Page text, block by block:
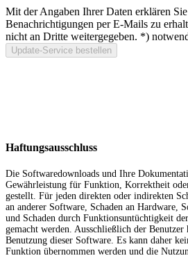
Mit der Angaben Ihrer Daten erklären
Benachrichtigungen per E-Mails zu
nicht an Dritte weitergegeben. *)
Haftungsausschluss
Die Softwaredownloads und Ihre
Gewährleistung für Funktion, Korrektheit
gestellt. Für jeden direkten oder indirekten
an anderer Software, Schaden an Hardware,
und Schaden durch Funktionsuntüchtigkeit
gemacht werden. Ausschließlich der
Benutzung dieser Software. Es kann daher
Funktion übernommen werden und die